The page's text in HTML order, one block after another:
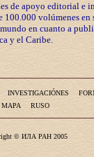
de apoyo editorial e
volúmenes en
en cuanto a
y el Caribe.
INVESTIGACIÓNES
MAPA
RUSO
© ИЛА РАН 2005